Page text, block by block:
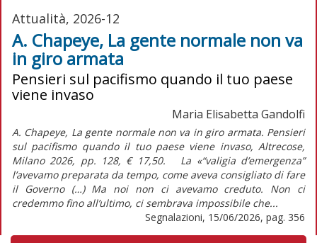
Attualità, 2026-12
A. Chapeye, La gente normale non va
in giro armata
Pensieri sul pacifismo quando il tuo paese
viene invaso
Maria Elisabetta Gandolfi
A. Chapeye, La gente normale non va in giro armata. Pensieri
sul pacifismo quando il tuo paese viene invaso, Altrecose,
Milano 2026, pp. 128, € 17,50. La «“valigia d’emergenza”
l’avevamo preparata da tempo, come aveva consigliato di fare
il Governo (…) Ma noi non ci avevamo creduto. Non ci
credemmo fino all’ultimo, ci sembrava impossibile che...
Segnalazioni, 15/06/2026, pag. 356